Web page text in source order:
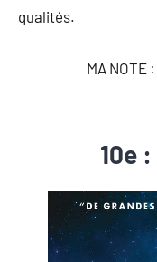
qualités.
MA NOTE :
10e :